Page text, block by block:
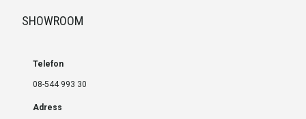
SHOWROOM
Telefon
08-544 993 30
Adress